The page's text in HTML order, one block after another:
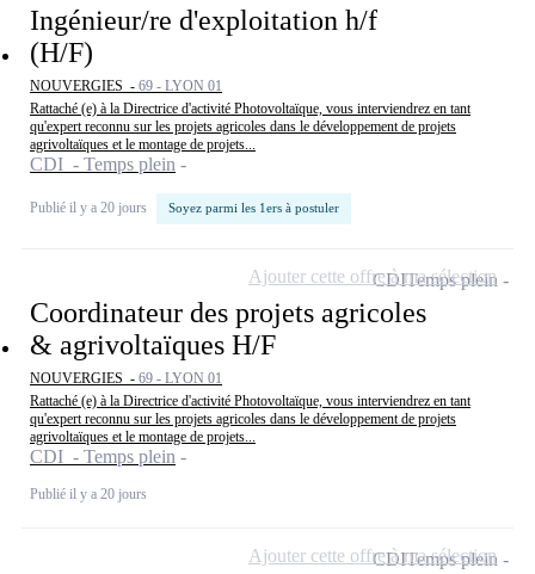
Ingénieur/re d'exploitation h/f
(H/F)
NOUVERGIES - 69 - LYON 01
Rattaché (e) à la Directrice d'activité Photovoltaïque, vous interviendrez en tant
qu'expert reconnu sur les projets agricoles dans le développement de projets
agrivoltaïques et le montage de projets...
CDI - Temps plein
Publié il y a 20 jours Soyez parmi les 1ers à postuler
Coordinateur des projets agricoles
& agrivoltaïques H/F
NOUVERGIES - 69 - LYON 01
Rattaché (e) à la Directrice d'activité Photovoltaïque, vous interviendrez en tant
qu'expert reconnu sur les projets agricoles dans le développement de projets
agrivoltaïques et le montage de projets...
CDI - Temps plein
Publié il y a 20 jours
CDITemps plein
Ajouter cette offre à ma sélection
CDITemps plein
Ajouter cette offre à ma sélection